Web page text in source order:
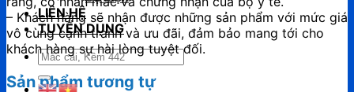
LIÊN HỆ
TUYỂN DỤNG
Tìm
kiếm:
– Khách hàng sẽ nhận được những sản phẩm với mức giá
vô cùng cạnh tranh và ưu đãi, đảm bảo mang tới cho
khách hàng sự hài lòng tuyệt đối.
Sản phẩm tương tự